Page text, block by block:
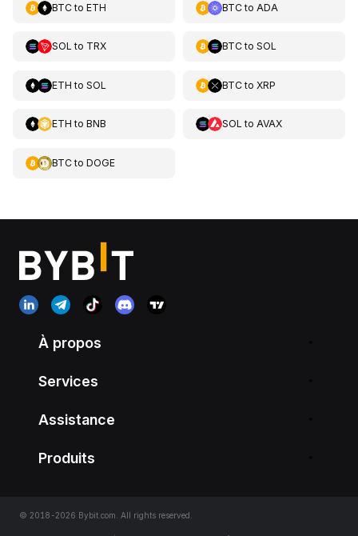
BTCto ETH BTCto ADA
SOL to TRX BTCto SOL
ETH to SOL BTCto XRP
ETH to BNB SOL to AVAX
BTCto DOGE
À propos
Services
Assistance
Produits
© 2018-2026 Bybit.com. All rights reserved.